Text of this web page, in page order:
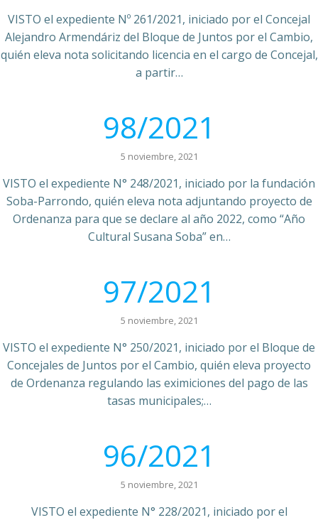
VISTO el expediente Nº 261/2021, iniciado por el Concejal
Alejandro Armendáriz del Bloque de Juntos por el Cambio,
quién eleva nota solicitando licencia en el cargo de Concejal,
a partir…
98/2021
5 noviembre, 2021
VISTO el expediente N° 248/2021, iniciado por la fundación
Soba-Parrondo, quién eleva nota adjuntando proyecto de
Ordenanza para que se declare al año 2022, como “Año
Cultural Susana Soba” en…
97/2021
5 noviembre, 2021
VISTO el expediente N° 250/2021, iniciado por el Bloque de
Concejales de Juntos por el Cambio, quién eleva proyecto
de Ordenanza regulando las eximiciones del pago de las
tasas municipales;…
96/2021
5 noviembre, 2021
VISTO el expediente N° 228/2021, iniciado por el